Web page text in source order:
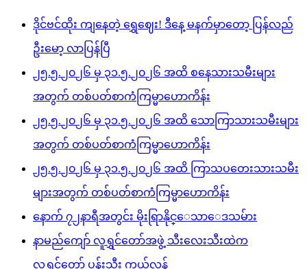
ဒိုင်ဗင်ထိုး ကျနေတဲ့ ရွှေဈေး! ဒီနေ့ မနက်မှာတော့ ပြန်လည်
ဦးမော့ လာပြန်ပြီ
၂၅.၅.၂၀၂၆ မှ ၃၁.၅.၂၀၂၆ အထိ စနေသားသမီးများ
အတွက် တစ်ပတ်စာကံကြမ္မာဟောကိန်း
၂၅.၅.၂၀၂၆ မှ ၃၁.၅.၂၀၂၆ အထိ သောကြာသားသမီးများ
အတွက် တစ်ပတ်စာကံကြမ္မာဟောကိန်း
၂၅.၅.၂၀၂၆ မှ ၃၁.၅.၂၀၂၆ အထိ ကြာသပတေးသားသမီး
များအတွက် တစ်ပတ်စာကံကြမ္မာဟောကိန်း
နောက် ၇၂နာရီအတွင်း မိုးရြာနိုင္ေသာေဒသမ်ား
နာမည်ကျော် လူရွှင်တော်အဖွဲ့ သီးလေးသီးထဲက
လူရွှင်တော် ပန်းသီး ကွယ်လွန်